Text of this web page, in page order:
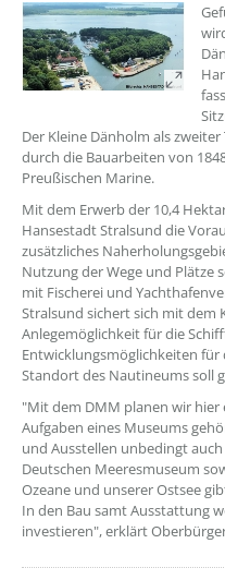
Der Kleine Dänholm als
durch die Bauarbeiten von
Preußischen Marine.
Mit dem Erwerb der 10,4
Hansestadt Stralsund die
zusätzliches
Nutzung der Wege und Plätze
mit Fischerei und
Stralsund sichert sich mit dem
Anlegemöglichkeit für die
Entwicklungsmöglichkeiten für
Standort des Nautineums soll
"Mit dem DMM planen wir
Aufgaben eines Museums
und Ausstellen unbedingt
Deutschen Meeresmuseum
Ozeane und unserer Ostsee
In den Bau samt Ausstattung
investieren", erklärt